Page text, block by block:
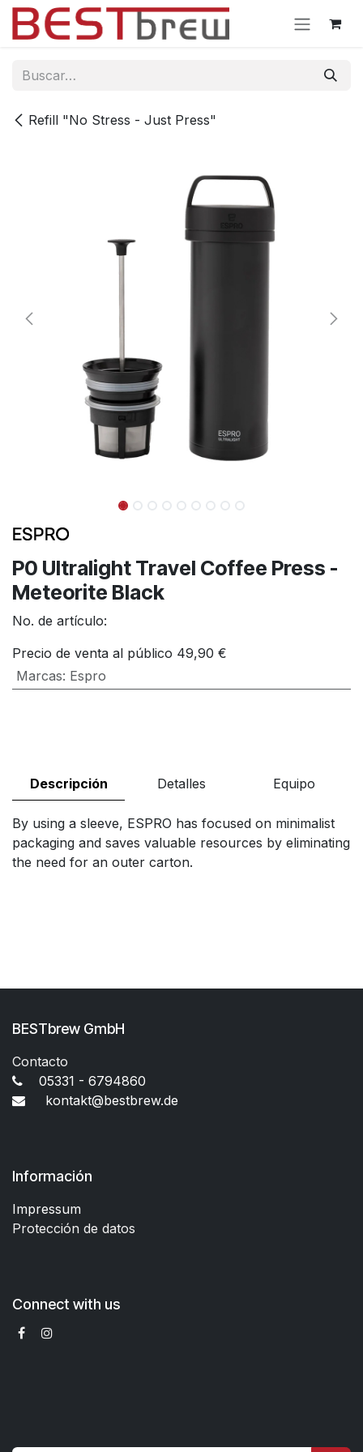
Ir al contenido
Refill "No Stress - Just Press"
P0 Ultralight Travel Coffee Press -
Meteorite Black
No. de artículo:
Precio de venta al público 49,90 €
Marcas: Espro
Descripción Detalles Equipo
By using a sleeve, ESPRO has focused on minimalist
packaging and saves valuable resources by eliminating
the need for an outer carton.
BESTbrew GmbH
Contacto
05331 - 6794860
kontakt@bestbrew.de
Información
Impressum
Protección de datos
Connect with us